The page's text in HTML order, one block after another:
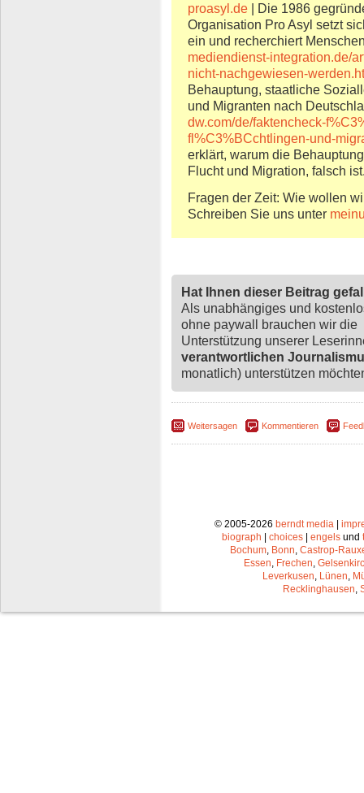
proasyl.de | Die 1986
Organisation Pro Asyl setzt
ein und recherchiert
mediendienst-integration.de/
nicht-nachgewiesen-
Behauptung, staatliche
und Migranten nach
dw.com/de/faktencheck-
fl%C3%BCchtlingen-und-
erklärt, warum die
Flucht und Migration, falsch
Fragen der Zeit: Wie wollen
Schreiben Sie uns unter
Hat Ihnen dieser Beitrag
Als unabhängiges und
ohne paywall brauchen wir die
Unterstützung unserer
verantwortlichen
monatlich) unterstützen
Weitersagen Kommentieren
© 2005-2026 berndt media|
biograph
choices engels und
Bochum, Bonn, Castrop-
Essen, Frechen,
Leverkusen, Lünen,
Recklinghausen,